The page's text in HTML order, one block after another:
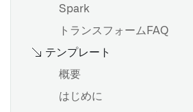
入力データセットのバージ
ンを変更する
プロジェクト参照
Contour のロジックを
数式構文
Vega Plot
概要
オブジェクトセットのイン
Spark
トランスフォームFAQ
テンプレート
概要
はじめに